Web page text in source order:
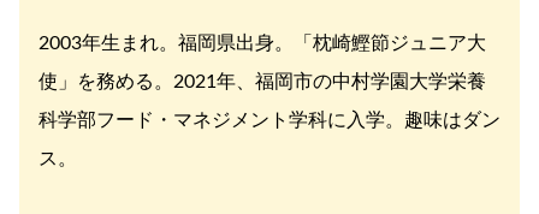
2003年生まれ。福岡県出身。「枕崎鰹節ジュニア大
使」を務める。2021年、福岡市の中村学園大学栄養
科学部フード・マネジメント学科に入学。趣味はダン
ス。